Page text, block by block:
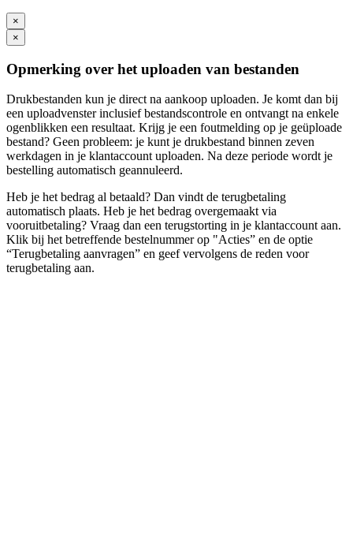
×
×
Opmerking over het uploaden van bestanden
Drukbestanden kun je direct na aankoop uploaden. Je komt dan bij
een uploadvenster inclusief bestandscontrole en ontvangt na enkele
ogenblikken een resultaat. Krijg je een foutmelding op je geüploade
bestand? Geen probleem: je kunt je drukbestand binnen zeven
werkdagen in je klantaccount uploaden. Na deze periode wordt je
bestelling automatisch geannuleerd.
Heb je het bedrag al betaald? Dan vindt de terugbetaling
automatisch plaats. Heb je het bedrag overgemaakt via
vooruitbetaling? Vraag dan een terugstorting in je klantaccount aan.
Klik bij het betreffende bestelnummer op "Acties” en de optie
“Terugbetaling aanvragen” en geef vervolgens de reden voor
terugbetaling aan.